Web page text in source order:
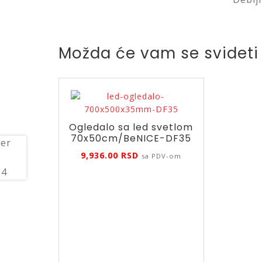
Možda će vam se svideti
Ogledalo sa led svetlom
70x50cm/BeNICE-DF35
9,936.00 RSD sa PDV-om